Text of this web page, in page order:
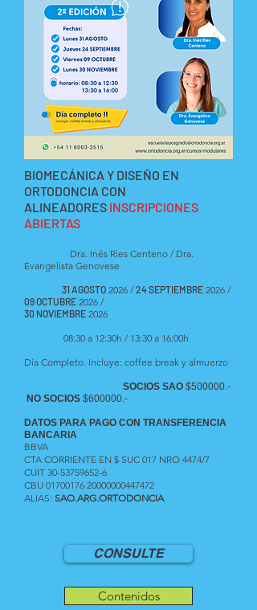
BIOMECÁNICA Y DISEÑO EN
ORTODONCIA CON
ALINEADORES INSCRIPCIONES
ABIERTAS
Dra. Inés Ries Centeno / Dra.
Evangelista Genovese
31 AGOSTO 2026 /24 SEPTIEMBRE 2026 /
09 OCTUBRE 2026 /
30 NOVIEMBRE 2026
08:30 a 12:30h / 13:30 a 16:00h
Día Completo. Incluye: coffee break y almuerzo
SOCIOS SAO $500000.-
NO SOCIOS $600000.-
DATOS PARA PAGO CON TRANSFERENCIA
BANCARIA
BBVA
CTA CORRIENTE EN $ SUC 017 NRO 4474/7
CUIT 30-53759652-6
CBU 01700176 20000000447472
ALIAS: SAO.ARG.ORTODONCIA
CONSULTE
Contenidos